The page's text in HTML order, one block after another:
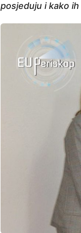
posjeduju i kako